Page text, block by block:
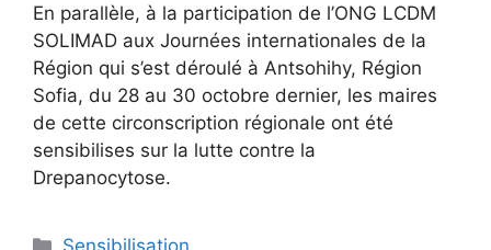
En parallèle, à la participation de l’ONG LCDM
SOLIMAD aux Journées internationales de la
Région qui s’est déroulé à Antsohihy, Région
Sofia, du 28 au 30 octobre dernier, les maires
de cette circonscription régionale ont été
sensibilises sur la lutte contre la
Drepanocytose.
Catégories
Sensibilisation